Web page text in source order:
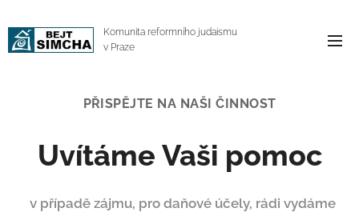
Komunita reformního judaismu
v Praze
PŘISPĚJTE NA NAŠI ČINNOST
Uvítáme Vaši pomoc
v případě zájmu, pro daňové účely, rádi vydáme